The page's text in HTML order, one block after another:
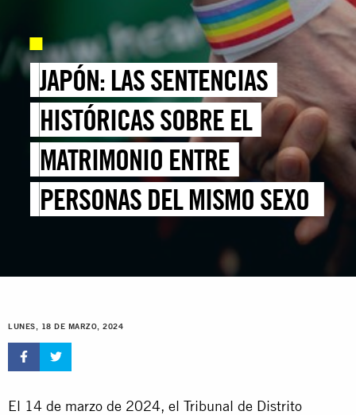
JAPÓN: LAS SENTENCIAS
HISTÓRICAS SOBRE EL
MATRIMONIO ENTRE
PERSONAS DEL MISMO SEXO,
UNA VICTORIA LARGAMENTE
ESPERADA PARA LOS
DERECHOS LGBTI
LUNES, 18 DE MARZO, 2024
El 14 de marzo de 2024, el Tribunal de Distrito